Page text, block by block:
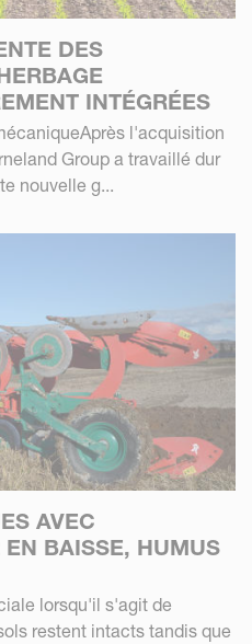
DES
INTÉGRÉES
l'acquisition
Group a travaillé dur
nouvelle g...
AVEC
BAISSE, HUMUS
lorsqu'il s'agit de
restent intacts tandis que